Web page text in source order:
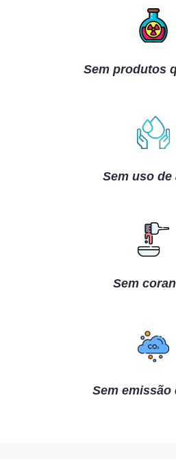
Sem produtos
Sem uso de
Sem
Sem emissão